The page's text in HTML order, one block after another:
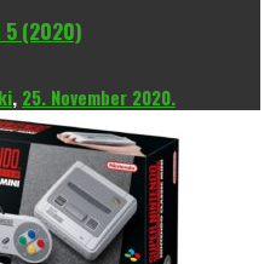
5 (2020)
, 25. November 2020.